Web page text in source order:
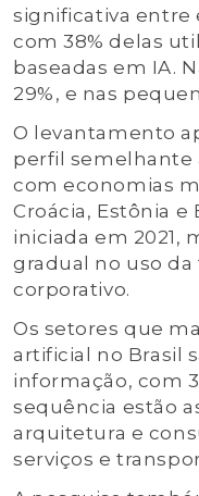
significativa entre
com 38% delas
baseadas em IA.
29%, e nas
O levantamento
perfil semelhante
com economias
Croácia, Estônia e
iniciada em 2021,
gradual no uso
corporativo.
Os setores que
artificial no Brasil
informação, com
sequência estão
arquitetura e
serviços e